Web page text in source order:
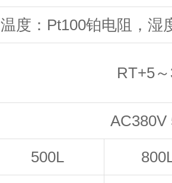
温度：Pt100铂电阻，湿
RT+5
AC380V
500L